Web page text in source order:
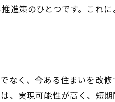
進策のひとつです。これに
なく、今ある住まいを改
、実現可能性が高く、短